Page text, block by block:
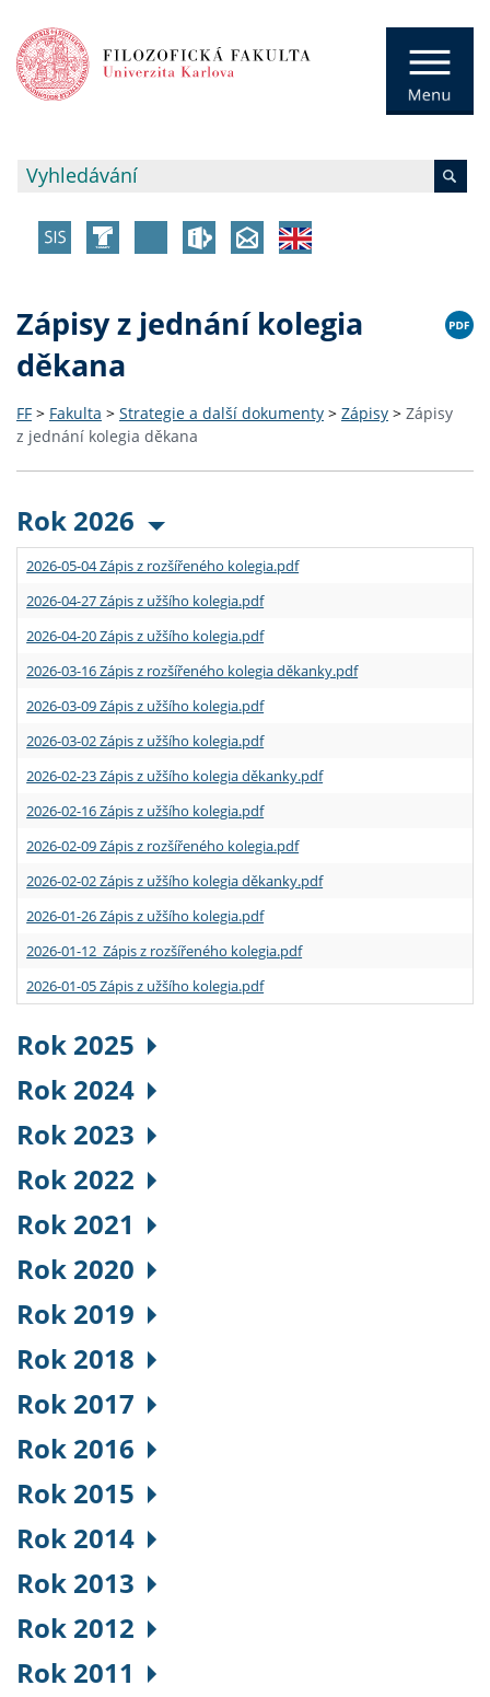
Zápisy z jednání kolegia
děkana
FF > Fakulta > Strategie a další dokumenty > Zápisy > Zápisy
z jednání kolegia děkana
Rok 2026
2026-05-04 Zápis z rozšířeného kolegia.pdf
2026-04-27 Zápis z užšího kolegia.pdf
2026-04-20 Zápis z užšího kolegia.pdf
2026-03-16 Zápis z rozšířeného kolegia děkanky.pdf
2026-03-09 Zápis z užšího kolegia.pdf
2026-03-02 Zápis z užšího kolegia.pdf
2026-02-23 Zápis z užšího kolegia děkanky.pdf
2026-02-16 Zápis z užšího kolegia.pdf
2026-02-09 Zápis z rozšířeného kolegia.pdf
2026-02-02 Zápis z užšího kolegia děkanky.pdf
2026-01-26 Zápis z užšího kolegia.pdf
2026-01-12 Zápis z rozšířeného kolegia.pdf
2026-01-05 Zápis z užšího kolegia.pdf
Rok 2025
Rok 2024
Rok 2023
Rok 2022
Rok 2021
Rok 2020
Rok 2019
Rok 2018
Rok 2017
Rok 2016
Rok 2015
Rok 2014
Rok 2013
Rok 2012
Rok 2011